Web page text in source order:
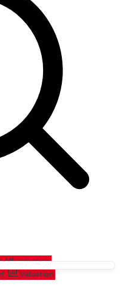
Valuation
Valuation